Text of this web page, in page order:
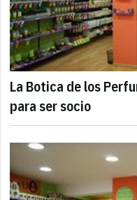
La Botica de los
para ser socio